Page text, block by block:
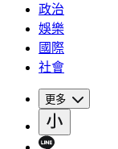
政治
娛樂
國際
社會
更多